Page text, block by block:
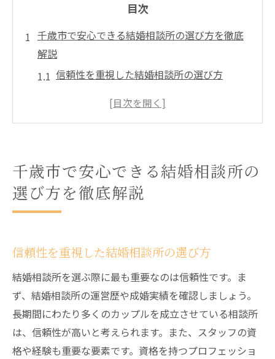
目次
千歳市で安心できる結婚相談所の選び方を徹底
解説
信頼性を重視した結婚相談所の選び方
サービス内容を比較して選ぶポイント
初回カウンセリングで確認すべきポイント
信頼性の高い千歳市の結婚相談所を見極めるポ
イント
登録会員数と活動状況のチェック
定期的なイベントやパーティーの有無
カウンセリング体制の充実度
契約内容とサポート体制の確認
第三者機関の評価や認定をチェック
千歳市で安心できる結婚相談所の
選び方を徹底解説
信頼性を重視した結婚相談所の選び方
結婚相談所を選ぶ際に最も重要なのは信頼性です。ま
ず、結婚相談所の運営歴や成婚実績を確認しましょう。
長期間にわたり多くのカップルを成立させている相談所
は、信頼性が高いと考えられます。また、スタッフの資
格や経験も重要な要素です。資格を持つプロフェッショ